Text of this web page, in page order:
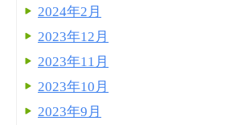
2024年2月
2023年12月
2023年11月
2023年10月
2023年9月